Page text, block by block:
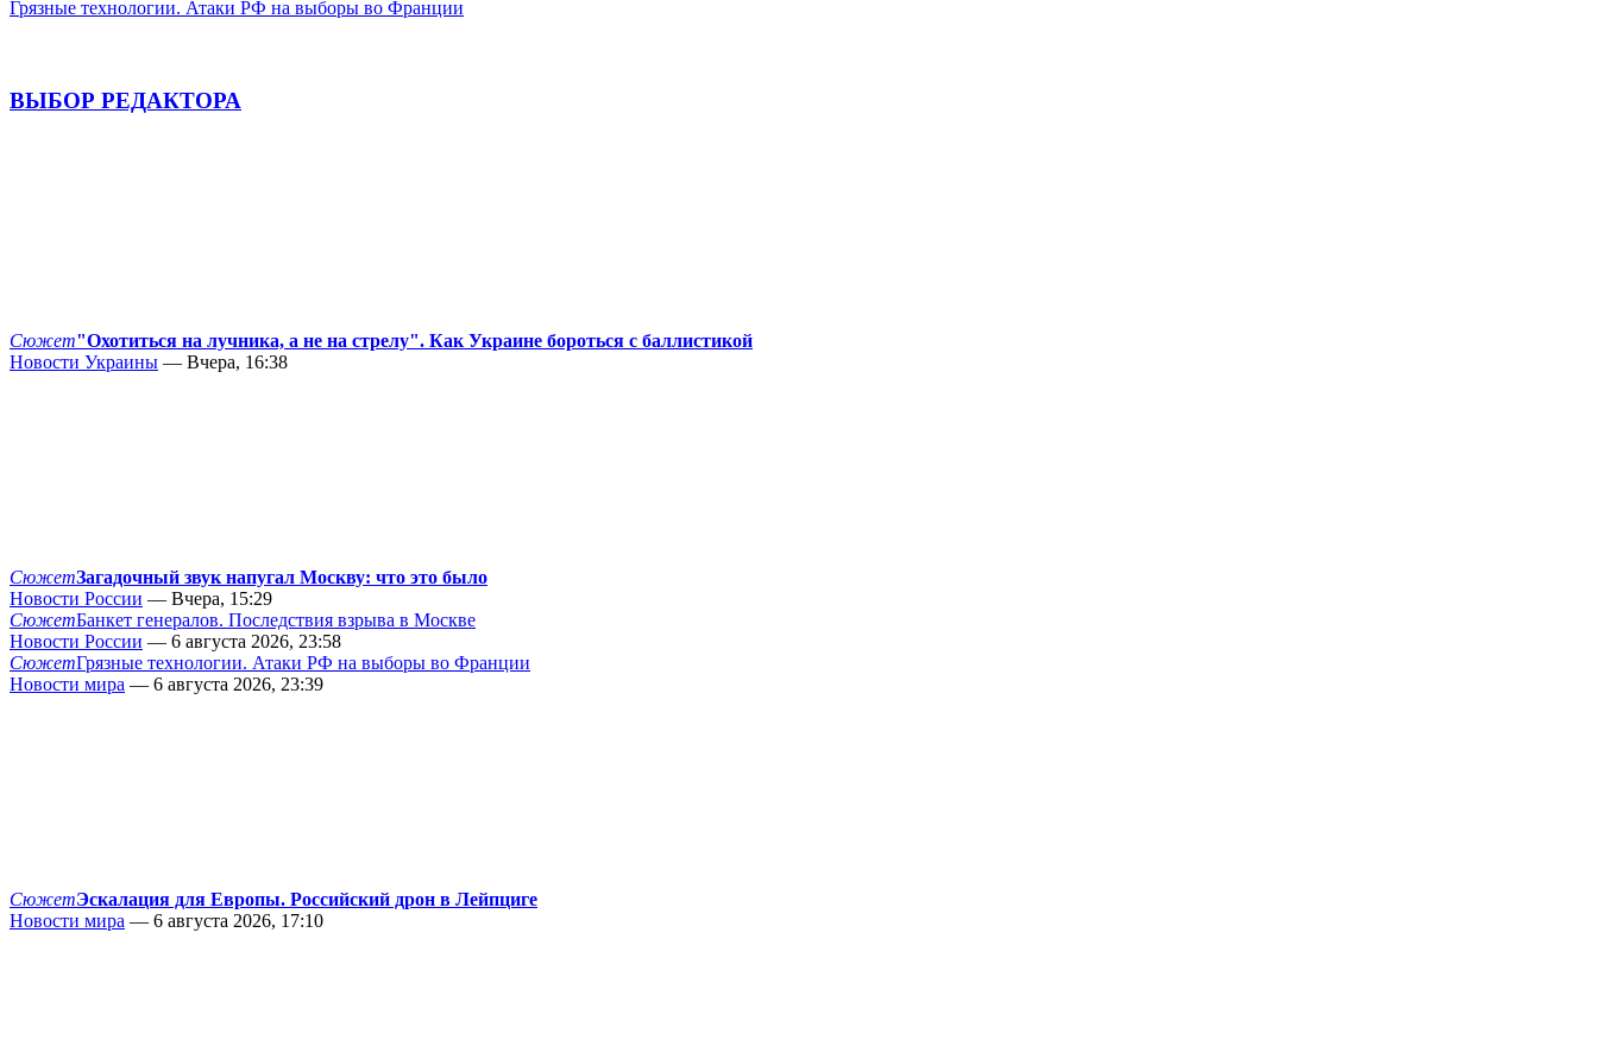
Грязные технологии. Атаки РФ на выборы во Франции
ВЫБОР РЕДАКТОРА
Сюжет"Охотиться на лучника, а не на стрелу". Как Украине бороться с баллистикой
Новости Украины — Вчера, 16:38
СюжетЗагадочный звук напугал Москву: что это было
Новости России — Вчера, 15:29
СюжетБанкет генералов. Последствия взрыва в Москве
Новости России — 6 августа 2026, 23:58
СюжетГрязные технологии. Атаки РФ на выборы во Франции
Новости мира — 6 августа 2026, 23:39
СюжетЭскалация для Европы. Российский дрон в Лейпциге
Новости мира — 6 августа 2026, 17:10